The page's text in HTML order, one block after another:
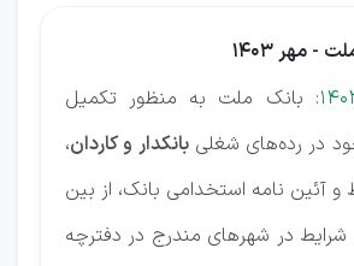
مهر 1403
بانک ملت به منظور تکمیل
در رده‌های شغلیبانکدار و کاردان،
آئین نامه استخدامی بانک، از بین
شرایط در شهرهای مندرج در دفترچه